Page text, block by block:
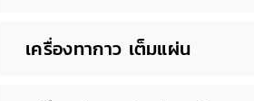
เครื่องทากาว เต็มแผ่น